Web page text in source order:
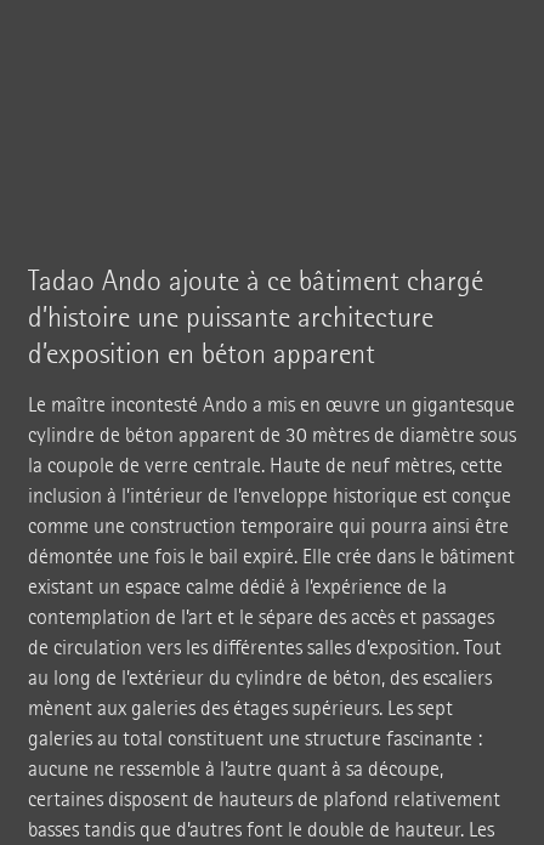
Tadao Ando ajoute à ce bâtiment chargé
d’histoire une puissante architecture
d’exposition en béton apparent
Le maître incontesté Ando a mis en œuvre un gigantesque
cylindre de béton apparent de 30 mètres de diamètre sous
la coupole de verre centrale. Haute de neuf mètres, cette
inclusion à l’intérieur de l’enveloppe historique est conçue
comme une construction temporaire qui pourra ainsi être
démontée une fois le bail expiré. Elle crée dans le bâtiment
existant un espace calme dédié à l’expérience de la
contemplation de l’art et le sépare des accès et passages
de circulation vers les différentes salles d’exposition. Tout
au long de l’extérieur du cylindre de béton, des escaliers
mènent aux galeries des étages supérieurs. Les sept
galeries au total constituent une structure fascinante :
aucune ne ressemble à l’autre quant à sa découpe,
certaines disposent de hauteurs de plafond relativement
basses tandis que d’autres font le double de hauteur. Les